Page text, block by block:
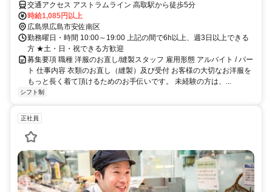
交通アクセス アストラムライン 高取駅から徒歩5分
時給1,085円以上
広島県広島市安佐南区
勤務曜日・時間 10:00～19:00 上記の間で6h以上、週3日以上できる
方 ★土・日・祝できる方歓迎
募集要項 職種 洋服のお直し/縫製スタッフ 雇用形態 アルバイト / パー
ト 仕事内容 衣類のお直し（縫製）及び受付 お客様の大切なお洋服を
もっと長く着て頂けるためのお手伝いです。 未経験の方は、...
シフト制
正社員